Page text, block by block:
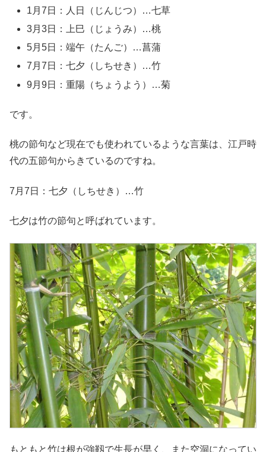
1月7日：人日（じんじつ）…七草
3月3日：上巳（じょうみ）…桃
5月5日：端午（たんご）…菖蒲
7月7日：七夕（しちせき）…竹
9月9日：重陽（ちょうよう）…菊
です。
桃の節句など現在でも使われているような言葉は、江戸時
代の五節句からきているのですね。
7月7日：七夕（しちせき）…竹
七夕は竹の節句と呼ばれています。
もともと竹は根が強靱で生長が早く、また空洞になってい